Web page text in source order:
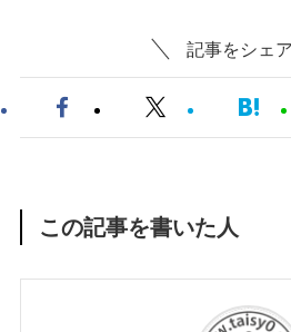
記事をシェア
この記事を書いた人